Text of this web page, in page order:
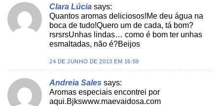
Clara Lúcia says:
Quantos aromas deliciosos!Me deu água na
boca de tudo!Quero um de cada, tá bom?
rsrsrsUnhas lindas… como é bom ter unhas
esmaltadas, não é?Beijos
24 DE JUNHO DE 2013 EM 16:59
Andreia Sales says:
Aromas especiais encontrei por
aqui.Bjkswww.maevaidosa.com